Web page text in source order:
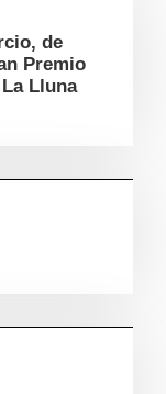
de
Premio
Lluna